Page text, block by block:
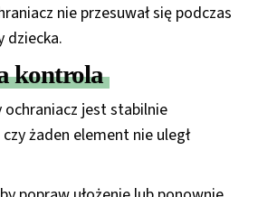
nie przesuwał się podczas
dziecka.
kontrola
ochraniacz jest stabilnie
żaden element nie uległ